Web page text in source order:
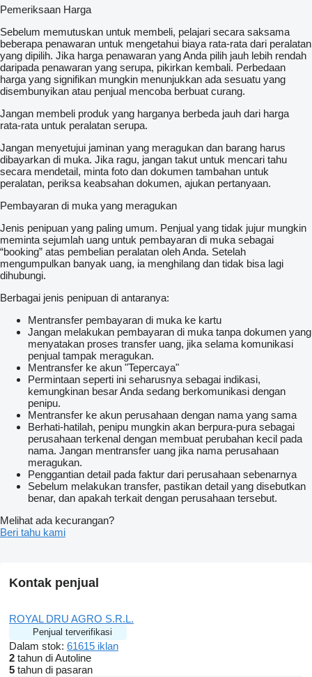
Pemeriksaan Harga
Sebelum memutuskan untuk membeli, pelajari secara saksama
beberapa penawaran untuk mengetahui biaya rata-rata dari peralatan
yang dipilih. Jika harga penawaran yang Anda pilih jauh lebih rendah
daripada penawaran yang serupa, pikirkan kembali. Perbedaan
harga yang signifikan mungkin menunjukkan ada sesuatu yang
disembunyikan atau penjual mencoba berbuat curang.
Jangan membeli produk yang harganya berbeda jauh dari harga
rata-rata untuk peralatan serupa.
Jangan menyetujui jaminan yang meragukan dan barang harus
dibayarkan di muka. Jika ragu, jangan takut untuk mencari tahu
secara mendetail, minta foto dan dokumen tambahan untuk
peralatan, periksa keabsahan dokumen, ajukan pertanyaan.
Pembayaran di muka yang meragukan
Jenis penipuan yang paling umum. Penjual yang tidak jujur mungkin
meminta sejumlah uang untuk pembayaran di muka sebagai
“booking” atas pembelian peralatan oleh Anda. Setelah
mengumpulkan banyak uang, ia menghilang dan tidak bisa lagi
dihubungi.
Berbagai jenis penipuan di antaranya:
Mentransfer pembayaran di muka ke kartu
Jangan melakukan pembayaran di muka tanpa dokumen yang
menyatakan proses transfer uang, jika selama komunikasi
penjual tampak meragukan.
Mentransfer ke akun "Tepercaya"
Permintaan seperti ini seharusnya sebagai indikasi,
kemungkinan besar Anda sedang berkomunikasi dengan
penipu.
Mentransfer ke akun perusahaan dengan nama yang sama
Berhati-hatilah, penipu mungkin akan berpura-pura sebagai
perusahaan terkenal dengan membuat perubahan kecil pada
nama. Jangan mentransfer uang jika nama perusahaan
meragukan.
Penggantian detail pada faktur dari perusahaan sebenarnya
Sebelum melakukan transfer, pastikan detail yang disebutkan
benar, dan apakah terkait dengan perusahaan tersebut.
Melihat ada kecurangan?
Beri tahu kami
Kontak penjual
ROYAL DRU AGRO S.R.L.
Penjual terverifikasi
Dalam stok: 61615 iklan
2 tahun di Autoline
5 tahun di pasaran